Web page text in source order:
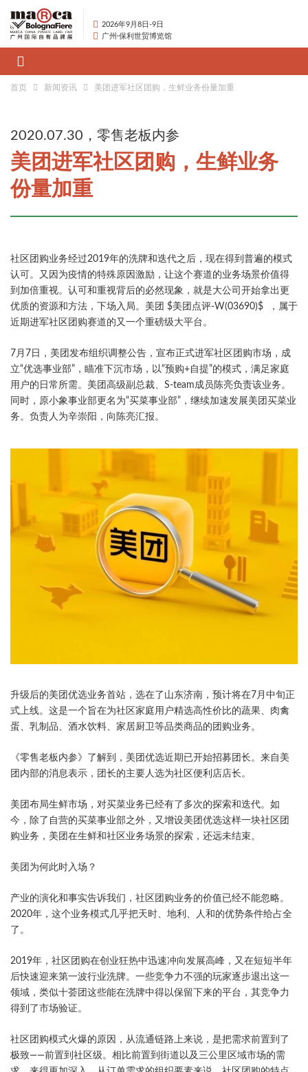
2026年9月8日-9日
广州·保利世贸博览馆
首页 新闻资讯 美团进军社区团购，生鲜业务份量加重
2020.07.30，零售老板内参
美团进军社区团购，生鲜业务
份量加重
社区团购业务经过2019年的洗牌和迭代之后，现在得到普遍的模式
认可。又因为疫情的特殊原因激励，让这个赛道的业务场景价值得
到加倍重视。认可和重视背后的必然现象，就是大公司开始拿出更
优质的资源和方法，下场入局。美团 $美团点评-W(03690)$ ，属于
近期进军社区团购赛道的又一个重磅级大平台。
7月7日，美团发布组织调整公告，宣布正式进军社区团购市场，成
立“优选事业部”，瞄准下沉市场，以“预购+自提”的模式，满足家庭
用户的日常所需。美团高级副总裁、S-team成员陈亮负责该业务。
同时，原小象事业部更名为“买菜事业部”，继续加速发展美团买菜业
务。负责人为辛崇阳，向陈亮汇报。
升级后的美团优选业务首站，选在了山东济南，预计将在7月中旬正
式上线。这是一个旨在为社区家庭用户精选高性价比的蔬果、肉禽
蛋、乳制品、酒水饮料、家居厨卫等品类商品的团购业务。
《零售老板内参》了解到，美团优选近期已开始招募团长。来自美
团内部的消息表示，团长的主要人选为社区便利店店长。
美团布局生鲜市场，对买菜业务已经有了多次的探索和迭代。如
今，除了自营的买菜事业部之外，又增设美团优选这样一块社区团
购业务，美团在生鲜和社区业务场景的探索，还远未结束。
美团为何此时入场？
产业的演化和事实告诉我们，社区团购业务的价值已经不能忽略。
2020年，这个业务模式几乎把天时、地利、人和的优势条件给占全
了。
2019年，社区团购在创业狂热中迅速冲向发展高峰，又在短短半年
后快速迎来第一波行业洗牌。一些竞争力不强的玩家逐步退出这一
领域，类似十荟团这些能在洗牌中得以保留下来的平台，其竞争力
得到了市场验证。
社区团购模式火爆的原因，从流通链路上来说，是把需求前置到了
极致——前置到社区级。相比前置到街道以及三公里区域市场的需